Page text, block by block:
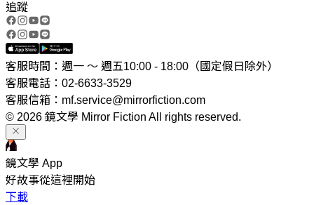
追蹤
客服時間：週一 ～ 週五10:00 - 18:00（國定假日除外）
客服電話：02-6633-3529
客服信箱：mf.service@mirrorfiction.com
© 2026 鏡文學 Mirror Fiction All rights reserved.
鏡文學 App
好故事從這裡開始
下載